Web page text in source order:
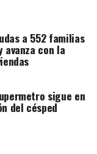
a 552 familias
avanza con la
sigue en
del césped